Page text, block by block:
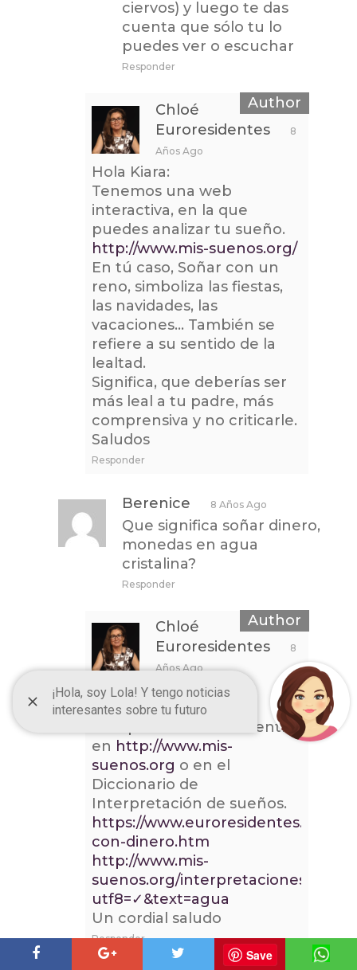
ciervos) y luego te das
cuenta que sólo tu lo
puedes ver o escuchar
Responder
Chloé
Euroresidentes
8
Años Ago
Hola Kiara:
Tenemos una web
interactiva, en la que
puedes analizar tu sueño.
http://www.mis-suenos.org/
En tú caso, Soñar con un
reno, simboliza las fiestas,
las navidades, las
vacaciones… También se
refiere a su sentido de la
lealtad.
Significa, que deberías ser
más leal a tu padre, más
comprensiva y no criticarle.
Saludos
Responder
Berenice 8 Años Ago
Que significa soñar dinero,
monedas en agua
cristalina?
Responder
Chloé
Euroresidentes
8
Años Ago
Hola Berenice:
Siempre que quieras
interpretar un sueño entra
en http://www.mis-
suenos.org o en el
Diccionario de
Interpretación de sueños.
https://www.euroresidentes.com/
con-dinero.htm
http://www.mis-
suenos.org/interpretaciones/
utf8=✓&text=agua
Un cordial saludo
Responder
Save